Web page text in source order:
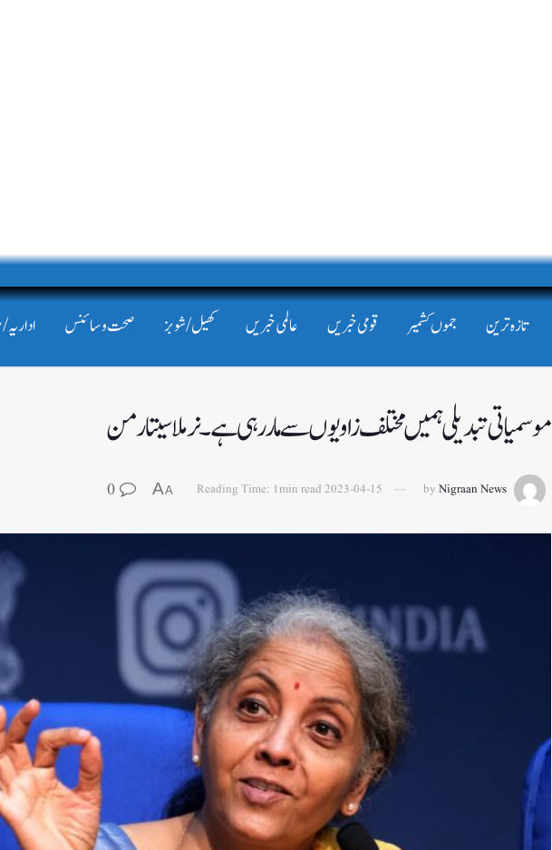
تازہ ترین جموں کشمیر قومی خبریں عالمی خبریں کھیل/شوبز صحت و سائنس
موسمیاتی تبدیلی ہمیں مختلف زاویوں سے مار رہی ہے۔ نرملا سیتارمن
by Nigraan News
2023-04-15
Reading Time: 1min read
A
A